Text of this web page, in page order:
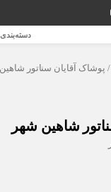
/ پوشاک آقایان سناتور
شاهین شهر